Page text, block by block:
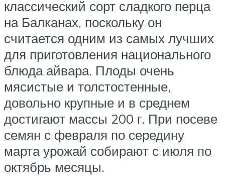
классический сорт сладкого перца
на Балканах, поскольку он
считается одним из самых лучших
для приготовления национального
блюда айвара. Плоды очень
мясистые и толстостенные,
довольно крупные и в среднем
достигают массы 200 г. При посеве
семян с февраля по середину
марта урожай собирают с июля по
октябрь месяцы.